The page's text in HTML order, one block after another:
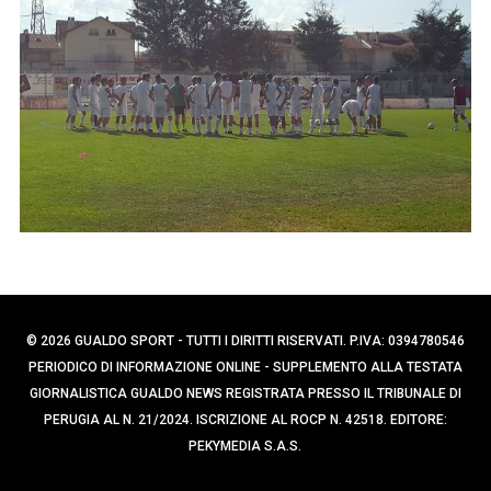
e
r
:
© 2026 GUALDO SPORT - TUTTI I DIRITTI RISERVATI. P.IVA: 0394780546
PERIODICO DI INFORMAZIONE ONLINE - SUPPLEMENTO ALLA TESTATA
GIORNALISTICA GUALDO NEWS REGISTRATA PRESSO IL TRIBUNALE DI
PERUGIA AL N. 21/2024. ISCRIZIONE AL ROCP N. 42518. EDITORE:
PEKYMEDIA S.A.S.
r
c
a
p
e
r
: